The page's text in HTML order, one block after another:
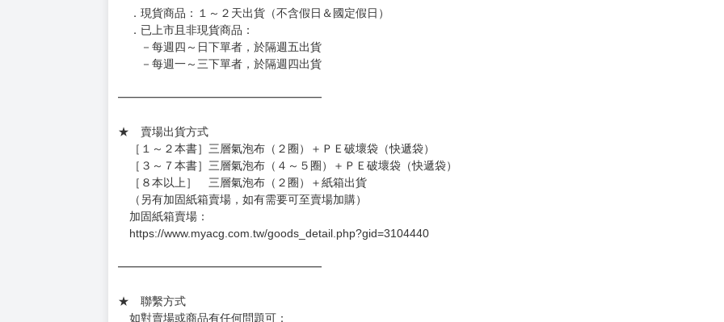
約發售後1個月-2個月抵台。
◆如遇缺貨或砍單，將另行通知並取消訂單，敬請諒解。
週一～週五 １０：００～１９：００
（假日＆國定假日休息，客服會不定時回覆）
．現貨商品：１～２天出貨（不含假日＆國定假日）
．已上市且非現貨商品：
－每週四～日下單者，於隔週五出貨
－每週一～三下單者，於隔週四出貨
★ 賣場出貨方式
［１～２本書］三層氣泡布（２圈）＋ＰＥ破壞袋（快遞袋）